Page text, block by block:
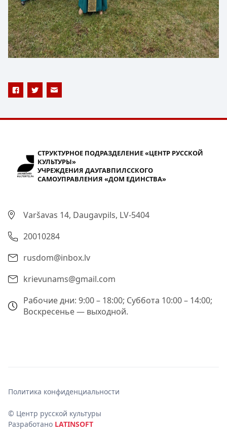
СТРУКТУРНОЕ ПОДРАЗДЕЛЕНИЕ «ЦЕНТР РУССКОЙ
КУЛЬТУРЫ»
УЧРЕЖДЕНИЯ ДАУГАВПИЛССКОГО
САМОУПРАВЛЕНИЯ «ДОМ ЕДИНСТВА»
Varšavas 14, Daugavpils, LV-5404
20010284
rusdom@inbox.lv
krievunams@gmail.com
Рабочие дни: 9:00 – 18:00; Суббота 10:00 – 14:00;
Воскресенье — выходной.
© Центр русской культуры
Разработано LATINSOFT
Политика конфиденциальности